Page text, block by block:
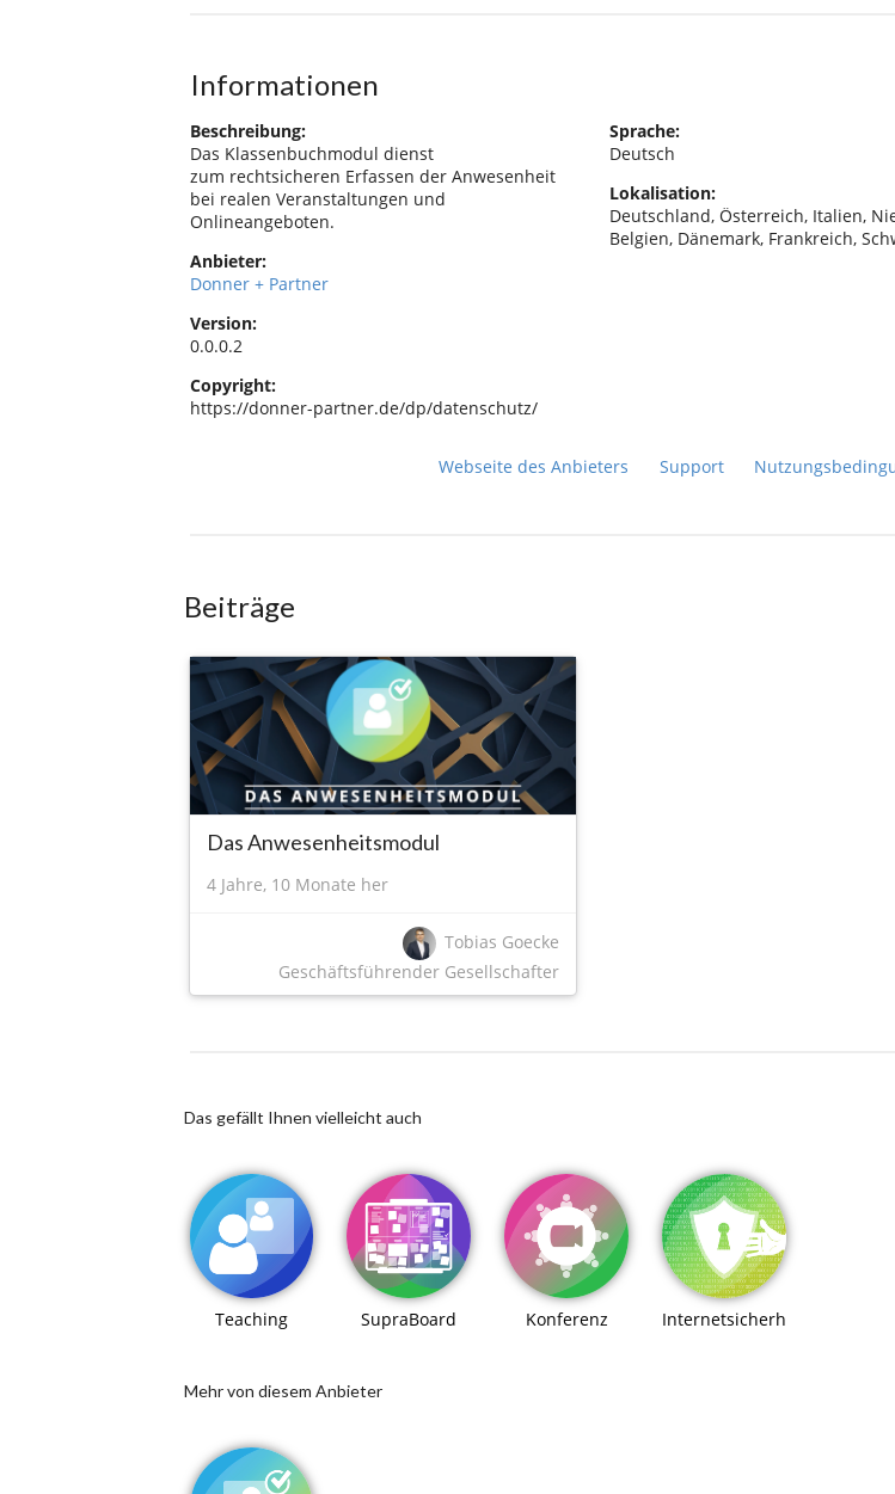
Informationen
Beschreibung:
Das Klassenbuchmodul dienst
zum rechtsicheren Erfassen der Anwesenheit
bei realen Veranstaltungen und
Onlineangeboten.
Anbieter:
Donner + Partner
Version:
0.0.0.2
Copyright:
https://donner-partner.de/dp/datenschutz/
Sprache:
Deutsch
Lokalisation:
Deutschland, Österreich, Italien,
Belgien, Dänemark, Frankreich,
Webseite des Anbieters Support
Beiträge
Das Anwesenheitsmodul
4 Jahre, 10 Monate her
Tobias Goecke
Geschäftsführender Gesellschafter
Das gefällt Ihnen vielleicht auch
Teaching SupraBoard Konferenz Internetsicherheit/eLearning
Mehr von diesem Anbieter